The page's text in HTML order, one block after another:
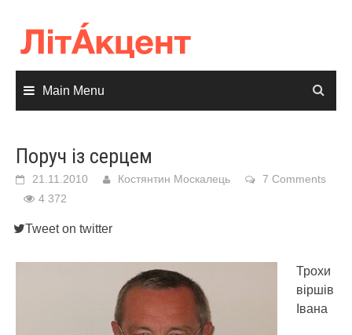
content
Main Menu
Поруч із серцем
21.11.2010 Костянтин Москалець
7 Comments
4 372
Tweet on twitter
Трохи
віршів
Івана